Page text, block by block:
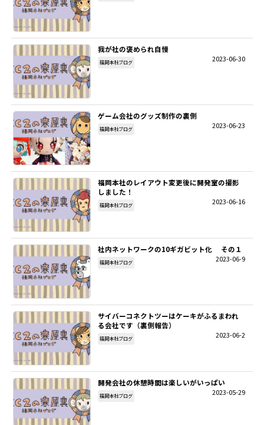
我が社の褒められ自慢
2023-06-30
福岡本社ブログ
ゲーム会社のグッズ制作の裏側
2023-06-23
福岡本社ブログ
福岡本社のレイアウト変更後に開発室の撮影
しました！
2023-06-16
福岡本社ブログ
社内ネットワークの10ギガビット化 その１
2023-06-9
福岡本社ブログ
サイバーコネクトツーはケーキがふるまわれ
る会社です（裏側報告）
2023-06-2
福岡本社ブログ
開発会社の休憩時間は楽しいがいっぱい
2023-05-29
福岡本社ブログ